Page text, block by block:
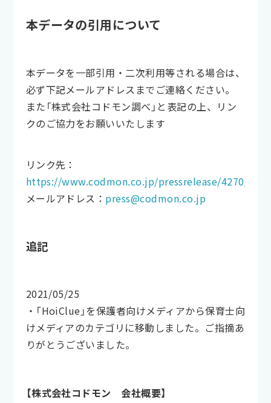
本データの引用について
本データを一部引用・二次利用等される場合は、
必ず下記メールアドレスまでご連絡ください。
また「株式会社コドモン調べ」と表記の上、リン
クのご協力をお願いいたします
リンク先：
https://www.codmon.co.jp/pressrelease/4270/
メールアドレス： press@codmon.co.jp
追記
2021/05/25
・「HoiClue」を保護者向けメディアから保育士向
けメディアのカテゴリに移動しました。ご指摘あ
りがとうございました。
【株式会社コドモン 会社概要】